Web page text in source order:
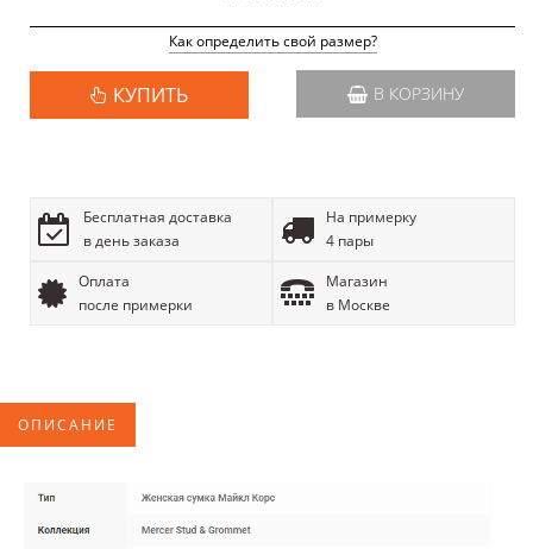
Как определить свой размер?
КУПИТЬ В КОРЗИНУ
Бесплатная доставка
в день заказа
На примерку
4 пары
Оплата
после примерки
Магазин
в Москве
ОПИСАНИЕ